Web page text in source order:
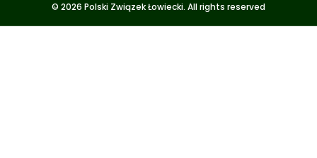
© 2026 Polski Związek Łowiecki. All rights reserved